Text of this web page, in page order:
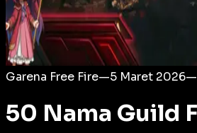
Garena Free Fire—5 Maret 2026—
50 Nama Guild